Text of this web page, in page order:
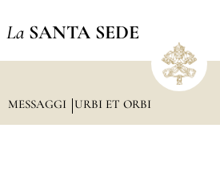
La SANTA SEDE
MESSAGGI URBI ET ORBI